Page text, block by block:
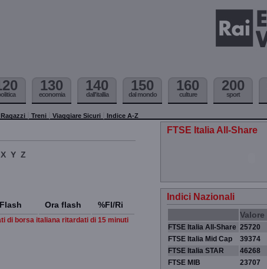
130
economia
140
dall'itallia
150
dal mondo
160
culture
200
sport
Ragazzi Treni Viaggiare Sicuri Indice A-Z
X Y Z
Flash Ora flash %Fl/Ri
di borsa italiana ritardati di 15 minuti
FTSE Italia All-Share
Indici Nazionali
Valore
FTSE Italia All-Share 25720
FTSE Italia Mid Cap
39374
FTSE Italia STAR
46268
FTSE MIB
23707